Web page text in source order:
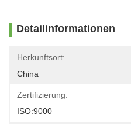
Detailinformationen
Herkunftsort:
China
Zertifizierung:
ISO:9000